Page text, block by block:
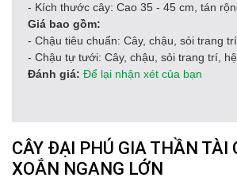
- Kích thước cây: Cao 35 - 45 cm, tán
Giá bao gồm:
- Chậu tiêu chuẩn: Cây, chậu, sỏi trang trí
- Chậu tự tưới: Cây, chậu, sỏi trang trí,
Đánh giá: Để lại nhận xét của bạn
CÂY ĐẠI PHÚ GIA THẦN TÀI
XOẮN NGANG LỚN